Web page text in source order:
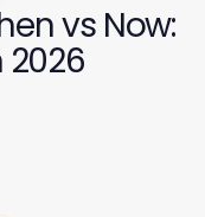
vs Now:
2026